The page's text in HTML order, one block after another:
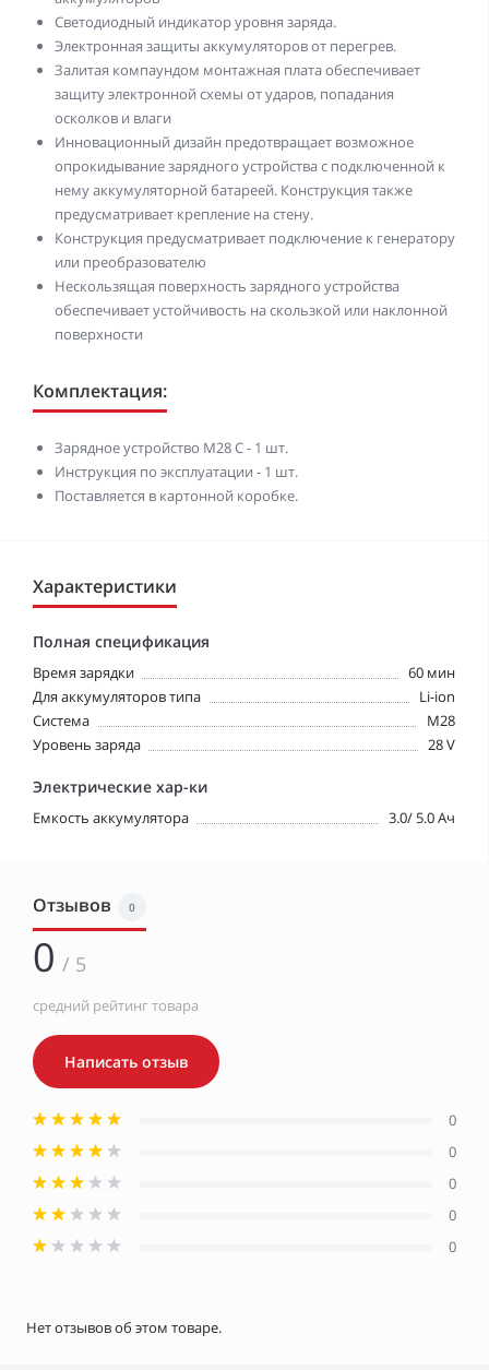
Светодиодный индикатор уровня заряда.
Электронная защиты аккумуляторов от перегрев.
Залитая компаундом монтажная плата обеспечивает
защиту электронной схемы от ударов, попадания
осколков и влаги
Инновационный дизайн предотвращает возможное
опрокидывание зарядного устройства с подключенной к
нему аккумуляторной батареей. Конструкция также
предусматривает крепление на стену.
Конструкция предусматривает подключение к генератору
или преобразователю
Нескользящая поверхность зарядного устройства
обеспечивает устойчивость на скользкой или наклонной
поверхности
Комплектация:
Зарядное устройство M28 C - 1 шт.
Инструкция по эксплуатации - 1 шт.
Поставляется в картонной коробке.
Характеристики
Полная спецификация
Время зарядки
60 мин
Для аккумуляторов типа
Li-ion
Система
M28
Уровень заряда
28 V
Электрические хар-ки
Емкость аккумулятора 3.0/ 5.0 Ач
Отзывов 0
0 / 5
средний рейтинг товара
Написать отзыв
0
0
0
0
0
Нет отзывов об этом товаре.